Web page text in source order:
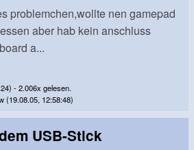
problemchen,wollte nen gamepad
aber hab kein anschluss
a...
- 2.006x gelesen.
(19.08.05, 12:58:48)
USB-Stick